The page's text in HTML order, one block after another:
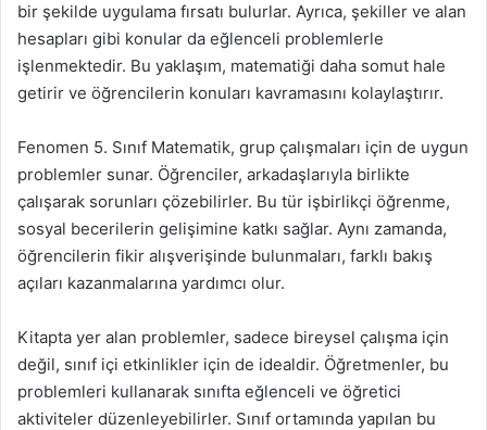
bir şekilde uygulama fırsatı bulurlar. Ayrıca, şekiller ve alan
hesapları gibi konular da eğlenceli problemlerle
işlenmektedir. Bu yaklaşım, matematiği daha somut hale
getirir ve öğrencilerin konuları kavramasını kolaylaştırır.
Fenomen 5. Sınıf Matematik, grup çalışmaları için de uygun
problemler sunar. Öğrenciler, arkadaşlarıyla birlikte
çalışarak sorunları çözebilirler. Bu tür işbirlikçi öğrenme,
sosyal becerilerin gelişimine katkı sağlar. Aynı zamanda,
öğrencilerin fikir alışverişinde bulunmaları, farklı bakış
açıları kazanmalarına yardımcı olur.
Kitapta yer alan problemler, sadece bireysel çalışma için
değil, sınıf içi etkinlikler için de idealdir. Öğretmenler, bu
problemleri kullanarak sınıfta eğlenceli ve öğretici
aktiviteler düzenleyebilirler. Sınıf ortamında yapılan bu